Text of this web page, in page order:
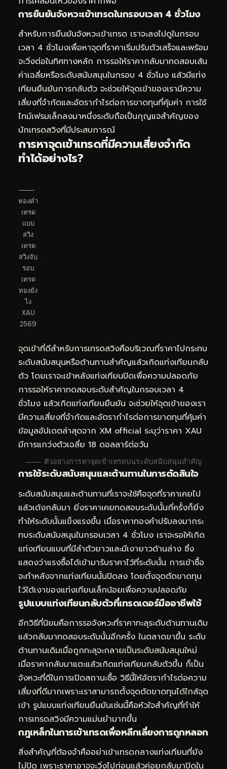
การยืนยันจังหวะเข้าเทรดในกรอบเวลา 4 ชั่วโมง
สำหรับการยืนยันจังหวะเข้าเทรด เราจะลงไปดูในกรอบ
เวลา 4 ชั่วโมงเพื่อหาจุดที่ราคาเริ่มปรับตัวเสร็จและพร้อม
จะวิ่งต่อในทิศทางหลัก การรอให้ราคากลับมาทดสอบเส้น
ค่าเฉลี่ยหรือระดับสนับสนุนในกรอบ 4 ชั่วโมง แล้วมีแท่ง
เทียนยืนยันการกลับตัว จะช่วยให้จุดเข้าของเรามีความ
เสี่ยงที่จำกัดและอัตรากำไรต่อการขาดทุนที่คุ้มค่า การใช้
ไทม์เฟรมเล็กลงมาหนึ่งระดับถือเป็นกุญแจสำคัญของ
นักเทรดสวิงที่มีประสบการณ์
การหาจุดเข้าเทรดที่มีความเสี่ยงจำกัด
ทำได้อย่างไร?
ทองคำ
เทรด
แบบ
สวิง
เทรด
สวิงจับ
รอบ
เทรด
ทองยัง
ไง
XAU
2569
จุดเข้าที่ดีสำหรับการเทรดสวิงคือบริเวณที่ราคาไปกระทบ
ระดับสนับสนุนหรือต้านทานสำคัญแล้วเกิดแท่งเทียนกลับ
ตัว โดยเราจะเข้าหลังแท่งเทียนปิดเพื่อความปลอดภัย
การรอให้ราคาทดสอบระดับสำคัญในกรอบเวลา 4
ชั่วโมง แล้วเกิดแท่งเทียนยืนยัน จะช่วยให้จุดเข้าของเรา
มีความเสี่ยงที่จำกัดและอัตรากำไรต่อการขาดทุนที่คุ้มค่า
ข้อมูลอัปเดตล่าสุดจาก XM official ระบุว่าราคา XAU
มีการแกว่งตัวเฉลี่ย 18 ดอลลาร์ต่อวัน
ตัวอย่างการหาจุดเข้าเทรดบนระดับสนับสนุนสำคัญ
การใช้ระดับสนับสนุนและต้านทานในการตัดสินใจ
ระดับสนับสนุนและต้านทานที่เราจะใช้คือจุดที่ราคาเคยไป
แล้วเด้งกลับมา ยิ่งราคาเคยทดสอบระดับนั้นกี่ครั้งก็ยิ่ง
ทำให้ระดับนั้นแข็งแรงขึ้น เมื่อราคาทองคำปรับลงมากระ
ทบระดับสนับสนุนในกรอบเวลา 4 ชั่วโมง เราจะรอให้เกิด
แท่งเทียนแบบที่มีลำตัวยาวและมีเงายาวด้านล่าง ซึ่ง
แสดงว่าแรงซื้อได้เข้ามารับราคาไว้ที่ระดับนั้น การเข้าซื้อ
จะทำหลังจากแท่งเทียนนั้นปิดลง โดยตั้งจุดตัดขาดทุน
ไว้ใต้เงาของแท่งเทียนเล็กน้อยเพื่อความปลอดภัย
รูปแบบแท่งเทียนกลับตัวที่เทรดเดอร์มืออาชีพใช้
อีกวิธีที่นิยมคือการรอจังหวะที่ราคาทะลุระดับต้านทานเดิม
แล้วกลับมาทดสอบระดับนั้นอีกครั้ง ในตลาดขาขึ้น ระดับ
ต้านทานเดิมเมื่อถูกทะลุจะกลายเป็นระดับสนับสนุนใหม่
เมื่อราคากลับมาแตะแล้วเกิดแท่งเทียนกลับตัวขึ้น ก็เป็น
จังหวะที่ดีในการเปิดสถานะซื้อ วิธีนี้ให้อัตรากำไรต่อความ
เสี่ยงที่ดีมากเพราะเราสามารถตั้งจุดตัดขาดทุนได้ใกล้จุด
เข้า รูปแบบแท่งเทียนยืนยันเช่นนี้คือหัวใจสำคัญที่ทำให้
การเทรดสวิงมีความแม่นยำมากขึ้น
กฎเหล็กในการเข้าเทรดเพื่อหลีกเลี่ยงการถูกหลอก
สิ่งสำคัญที่ต้องจำคืออย่าเข้าเทรดกลางแท่งเทียนที่ยัง
ไม่ปิด เพราะราคาอาจจะวิ่งไปก่อนแล้วค่อยกลับมาปิดใน